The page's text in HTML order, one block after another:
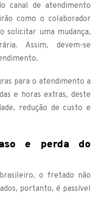
canal de atendimento
como o colaborador
solicitar uma mudança,
Assim, devem-se
para o atendimento a
e horas extras, deste
redução de custo e
e perda do
o fretado não
portanto, é passível